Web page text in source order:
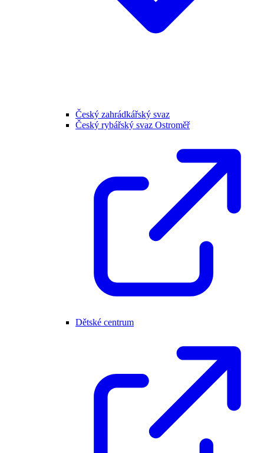
Český zahrádkářský svaz
Český rybářský svaz Ostroměř
Dětské centrum